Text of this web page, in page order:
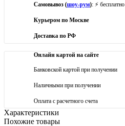
Самовывоз (шоу-рум): ⚡ бесплатно
Курьером по Москве
Доставка по РФ
Онлайн картой на сайте
Банковской картой при получении
Наличными при получении
Оплата с расчетного счета
Характеристики
Похожие товары